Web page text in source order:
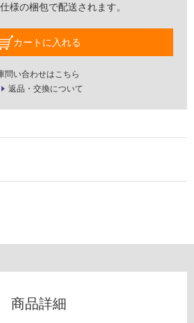
様の梱包で配送されます。
カートに入れる
問い合わせはこちら
返品・交換について
商品詳細